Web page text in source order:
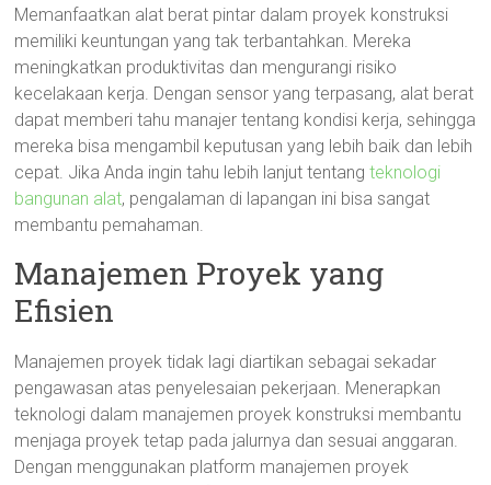
Memanfaatkan alat berat pintar dalam proyek konstruksi
memiliki keuntungan yang tak terbantahkan. Mereka
meningkatkan produktivitas dan mengurangi risiko
kecelakaan kerja. Dengan sensor yang terpasang, alat berat
dapat memberi tahu manajer tentang kondisi kerja, sehingga
mereka bisa mengambil keputusan yang lebih baik dan lebih
cepat. Jika Anda ingin tahu lebih lanjut tentangteknologi
bangunan alat, pengalaman di lapangan ini bisa sangat
membantu pemahaman.
Manajemen Proyek yang
Efisien
Manajemen proyek tidak lagi diartikan sebagai sekadar
pengawasan atas penyelesaian pekerjaan. Menerapkan
teknologi dalam manajemen proyek konstruksi membantu
menjaga proyek tetap pada jalurnya dan sesuai anggaran.
Dengan menggunakan platform manajemen proyek